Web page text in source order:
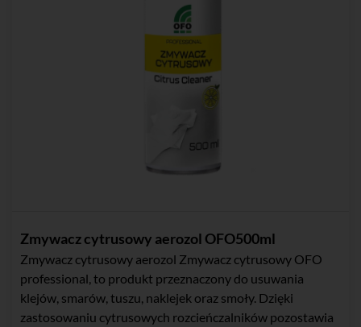
Zmywacz cytrusowy aerozol OFO500ml
Zmywacz cytrusowy aerozol Zmywacz cytrusowy OFO
professional, to produkt przeznaczony do usuwania
klejów, smarów, tuszu, naklejek oraz smoły. Dzięki
zastosowaniu cytrusowych rozcieńczalników pozostawia